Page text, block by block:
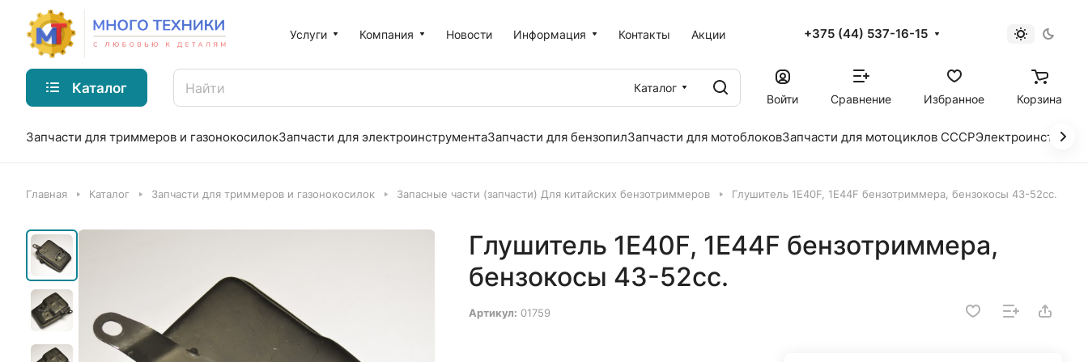
Услуги Компания Новости Информация Контакты Акции +375 (44) 537-16-15
Каталог
Каталог
Войти
Сравнение Избранное Корзина
Запчасти для триммеров и газонокосилокЗапчасти для электроинструментаЗапчасти для бензопилЗапчасти для мотоблоковЗапчасти для мотоциклов СССР
Главная Каталог Запчасти для триммеров и газонокосилок Запасные части (запчасти) Для китайских бензотриммеров Глушитель 1E40F, 1E44F бензотриммера, бензокосы 43-52сс.
Глушитель 1E40F, 1E44F бензотриммера,
бензокосы 43-52сс.
Артикул: 01759